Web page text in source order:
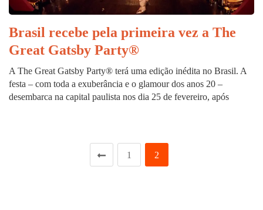
Brasil recebe pela primeira vez a The
Great Gatsby Party®
A The Great Gatsby Party® terá uma edição inédita no Brasil. A
festa – com toda a exuberância e o glamour dos anos 20 –
desembarca na capital paulista nos dia 25 de fevereiro, após
1 2